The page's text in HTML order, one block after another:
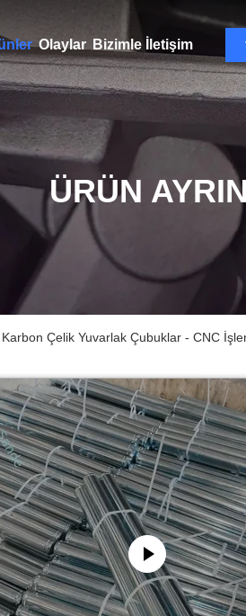
Olaylar Bizimle İletişim
ÜRÜN
Çelik Yuvarlak Çubuklar - CNC